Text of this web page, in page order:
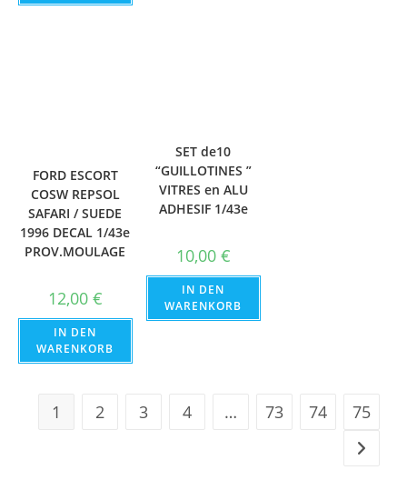
FORD ESCORT
COSW REPSOL
SAFARI / SUEDE
1996 DECAL 1/43e
PROV.MOULAGE
12,00 €
IN DEN
WARENKORB
SET de10
“GUILLOTINES ”
VITRES en ALU
ADHESIF 1/43e
10,00 €
IN DEN
WARENKORB
1 2 3 4 … 73 74 75